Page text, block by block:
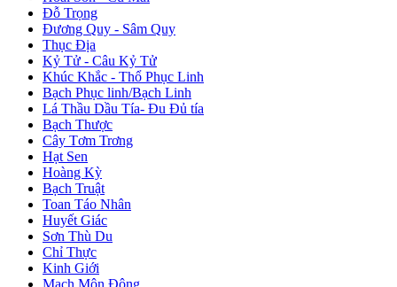
Đỗ Trọng
Đương Quy - Sâm Quy
Thục Địa
Kỷ Tử - Câu Kỷ Tử
Khúc Khắc - Thổ Phục Linh
Bạch Phục linh/Bạch Linh
Lá Thầu Dầu Tía- Đu Đủ tía
Bạch Thược
Cây Tơm Trơng
Hạt Sen
Hoàng Kỳ
Bạch Truật
Toan Táo Nhân
Huyết Giác
Sơn Thù Du
Chỉ Thực
Kinh Giới
Mạch Môn Đông